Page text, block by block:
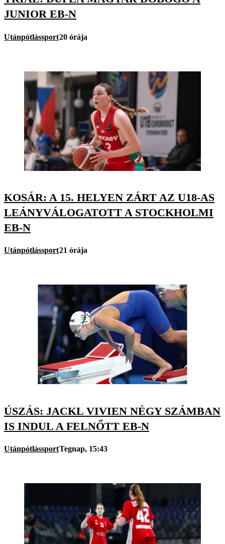
JUNIOR EB-N
Utánpótlássport20 órája
KOSÁR: A 15. HELYEN ZÁRT AZ U18-AS
LEÁNYVÁLOGATOTT A STOCKHOLMI
EB-N
Utánpótlássport21 órája
ÚSZÁS: JACKL VIVIEN NÉGY SZÁMBAN
IS INDUL A FELNŐTT EB-N
UtánpótlássportTegnap, 15:43